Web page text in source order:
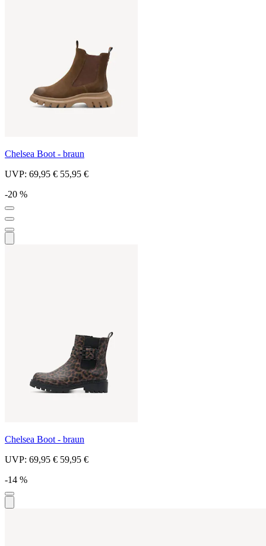
Chelsea Boot - braun
UVP: 69,95 € 55,95 €
-20 %
Chelsea Boot - braun
UVP: 69,95 € 59,95 €
-14 %